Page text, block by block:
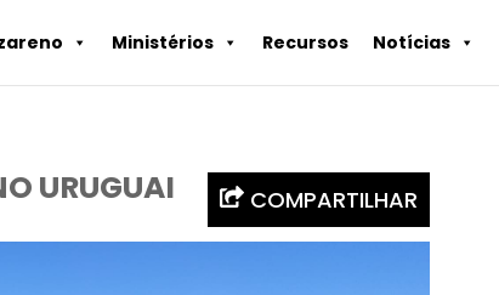
Ministérios Recursos Notícias
COMPARTILHAR
URUGUAI